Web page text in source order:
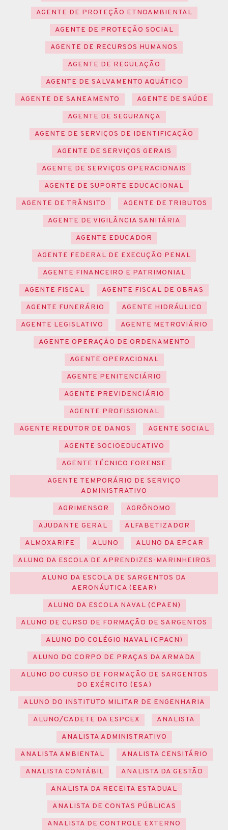
AGENTE DE PROTEÇÃO ETNOAMBIENTAL
AGENTE DE PROTEÇÃO SOCIAL
AGENTE DE RECURSOS HUMANOS
AGENTE DE REGULAÇÃO
AGENTE DE SALVAMENTO AQUÁTICO
AGENTE DE SANEAMENTO
AGENTE DE SAÚDE
AGENTE DE SEGURANÇA
AGENTE DE SERVIÇOS DE IDENTIFICAÇÃO
AGENTE DE SERVIÇOS GERAIS
AGENTE DE SERVIÇOS OPERACIONAIS
AGENTE DE SUPORTE EDUCACIONAL
AGENTE DE TRÂNSITO
AGENTE DE TRIBUTOS
AGENTE DE VIGILÂNCIA SANITÁRIA
AGENTE EDUCADOR
AGENTE FEDERAL DE EXECUÇÃO PENAL
AGENTE FINANCEIRO E PATRIMONIAL
AGENTE FISCAL
AGENTE FISCAL DE OBRAS
AGENTE FUNERÁRIO
AGENTE HIDRÁULICO
AGENTE LEGISLATIVO
AGENTE METROVIÁRIO
AGENTE OPERAÇÃO DE ORDENAMENTO
AGENTE OPERACIONAL
AGENTE PENITENCIÁRIO
AGENTE PREVIDENCIÁRIO
AGENTE PROFISSIONAL
AGENTE REDUTOR DE DANOS
AGENTE SOCIAL
AGENTE SOCIOEDUCATIVO
AGENTE TÉCNICO FORENSE
AGENTE TEMPORÁRIO DE SERVIÇO
ADMINISTRATIVO
AGRIMENSOR
AGRÔNOMO
AJUDANTE GERAL
ALFABETIZADOR
ALMOXARIFE
ALUNO
ALUNO DA EPCAR
ALUNO DA ESCOLA DE APRENDIZES-MARINHEIROS
ALUNO DA ESCOLA DE SARGENTOS DA
AERONÁUTICA (EEAR)
ALUNO DA ESCOLA NAVAL (CPAEN)
ALUNO DE CURSO DE FORMAÇÃO DE SARGENTOS
ALUNO DO COLÉGIO NAVAL (CPACN)
ALUNO DO CORPO DE PRAÇAS DA ARMADA
ALUNO DO CURSO DE FORMAÇÃO DE SARGENTOS
DO EXÉRCITO (ESA)
ALUNO DO INSTITUTO MILITAR DE ENGENHARIA
ALUNO/CADETE DA ESPCEX
ANALISTA
ANALISTA ADMINISTRATIVO
ANALISTA AMBIENTAL
ANALISTA CENSITÁRIO
ANALISTA CONTÁBIL
ANALISTA DA GESTÃO
ANALISTA DA RECEITA ESTADUAL
ANALISTA DE CONTAS PÚBLICAS
ANALISTA DE CONTROLE EXTERNO